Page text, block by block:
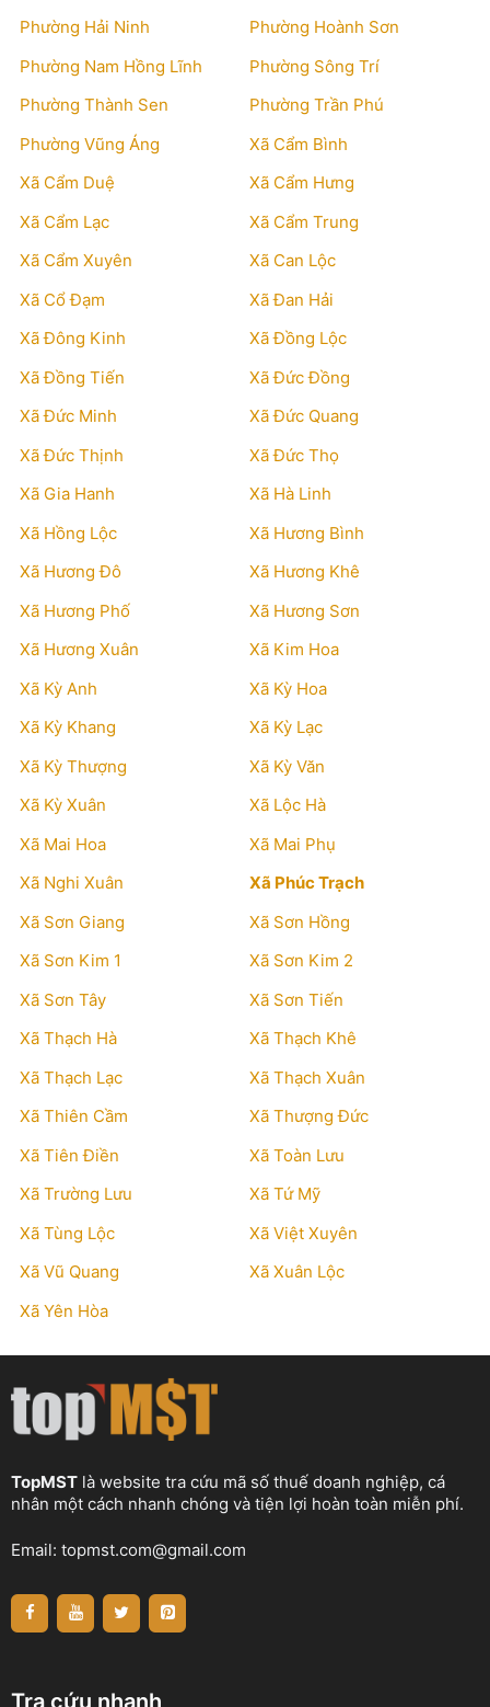
Phường Hải Ninh
Phường Hoành Sơn
Phường Nam Hồng Lĩnh
Phường Sông Trí
Phường Thành Sen
Phường Trần Phú
Phường Vũng Áng
Xã Cẩm Bình
Xã Cẩm Duệ
Xã Cẩm Hưng
Xã Cẩm Lạc
Xã Cẩm Trung
Xã Cẩm Xuyên
Xã Can Lộc
Xã Cổ Đạm
Xã Đan Hải
Xã Đông Kinh
Xã Đồng Lộc
Xã Đồng Tiến
Xã Đức Đồng
Xã Đức Minh
Xã Đức Quang
Xã Đức Thịnh
Xã Đức Thọ
Xã Gia Hanh
Xã Hà Linh
Xã Hồng Lộc
Xã Hương Bình
Xã Hương Đô
Xã Hương Khê
Xã Hương Phố
Xã Hương Sơn
Xã Hương Xuân
Xã Kim Hoa
Xã Kỳ Anh
Xã Kỳ Hoa
Xã Kỳ Khang
Xã Kỳ Lạc
Xã Kỳ Thượng
Xã Kỳ Văn
Xã Kỳ Xuân
Xã Lộc Hà
Xã Mai Hoa
Xã Mai Phụ
Xã Nghi Xuân
Xã Phúc Trạch
Xã Sơn Giang
Xã Sơn Hồng
Xã Sơn Kim 1
Xã Sơn Kim 2
Xã Sơn Tây
Xã Sơn Tiến
Xã Thạch Hà
Xã Thạch Khê
Xã Thạch Lạc
Xã Thạch Xuân
Xã Thiên Cầm
Xã Thượng Đức
Xã Tiên Điền
Xã Toàn Lưu
Xã Trường Lưu
Xã Tứ Mỹ
Xã Tùng Lộc
Xã Việt Xuyên
Xã Vũ Quang
Xã Xuân Lộc
Xã Yên Hòa
TopMST là website tra cứu mã số thuế doanh nghiệp, cá
nhân một cách nhanh chóng và tiện lợi hoàn toàn miễn phí.
Email: topmst.com@gmail.com